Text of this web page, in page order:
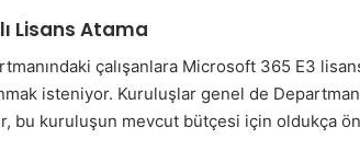
Lisans Atama
çalışanlara Microsoft 365 E3
isteniyor. Kuruluşlar genel de
bu kuruluşun mevcut bütçesi için oldukça